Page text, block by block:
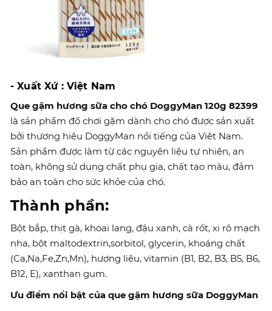
- Xuất Xứ : Việt Nam
Que gặm hương sữa cho chó DoggyMan 120g 82399
là sản phẩm đồ chơi gặm dành cho chó được sản xuất
bởi thương hiệu DoggyMan nổi tiếng của Việt Nam.
Sản phẩm được làm từ các nguyên liệu tự nhiên, an
toàn, không sử dụng chất phụ gia, chất tạo màu, đảm
bảo an toàn cho sức khỏe của chó.
Thành phần:
Bột bắp, thịt gà, khoai lang, đậu xanh, cà rốt, xi rô mạch
nha, bột maltodextrin,sorbitol, glycerin, khoáng chất
(Ca,Na,Fe,Zn,Mn), hương liệu, vitamin (B1, B2, B3, B5, B6,
B12, E), xanthan gum.
Ưu điểm nổi bật của que gặm hương sữa DoggyMan